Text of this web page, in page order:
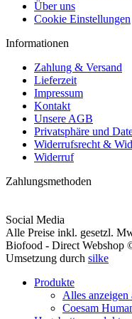
Über uns
Cookie Einstellungen
Informationen
Zahlung & Versand
Lieferzeit
Impressum
Kontakt
Unsere AGB
Privatsphäre und
Widerrufsrecht &
Widerruf
Zahlungsmethoden
Social Media
Alle Preise inkl. gesetzl.
Biofood - Direct Webshop
Umsetzung durch silke
Produkte
Alles anzeigen
Coesam